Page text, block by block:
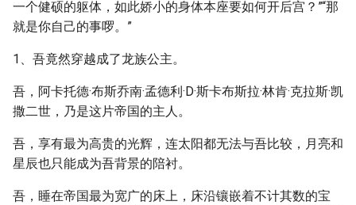
一个健硕的躯体，如此娇小的身体本座要如何开后宫？”“那
就是你自己的事啰。”
1、吾竟然穿越成了龙族公主。
吾，阿卡托德·布斯乔南·孟德利·D·斯卡布斯拉·林肯·克拉斯·凯
撒二世，乃是这片帝国的主人。
吾，享有最为高贵的光辉，连太阳都无法与吾比较，月亮和
星辰也只能成为吾背景的陪衬。
吾，睡在帝国最为宽广的床上，床沿镶嵌着不计其数的宝